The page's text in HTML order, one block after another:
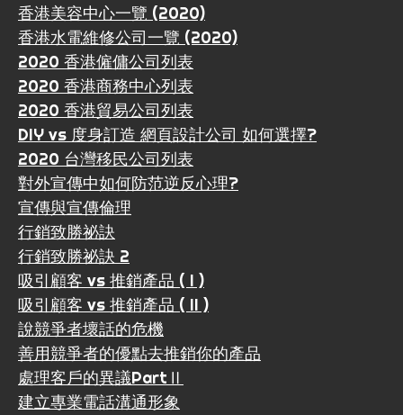
香港美容中心一覽 (2020)
香港水電維修公司一覽 (2020)
2020 香港僱傭公司列表
2020 香港商務中心列表
2020 香港貿易公司列表
DIY vs 度身訂造 網頁設計公司 如何選擇?
2020 台灣移民公司列表
對外宣傳中如何防范逆反心理?
宣傳與宣傳倫理
行銷致勝祕訣
行銷致勝祕訣 2
吸引顧客 vs 推銷產品 ( I )
吸引顧客 vs 推銷產品 ( II )
說競爭者壞話的危機
善用競爭者的優點去推銷你的產品
處理客戶的異議PartⅡ
建立專業電話溝通形象